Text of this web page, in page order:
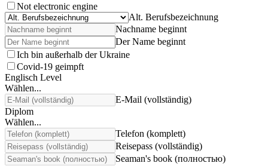
Not electronic engine
Alt. Berufsbezeichnung
Nachname beginnt
Der Name beginnt
Ich bin außerhalb der Ukraine
Covid-19 geimpft
Englisch Level
Wählen...
E-Mail (vollständig)
Diplom
Wählen...
Telefon (komplett)
Reisepass (vollständig)
Seaman's book (полностью)